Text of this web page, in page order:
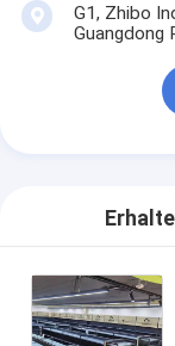
G1, Zhibo
Guangdong